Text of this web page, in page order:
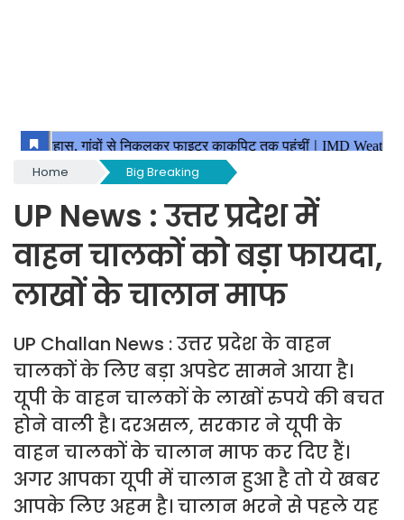
Home Big Breaking
UP News : उत्तर प्रदेश में
वाहन चालकों को बड़ा फायदा,
लाखों के चालान माफ
UP Challan News : उत्तर प्रदेश के वाहन
चालकों के लिए बड़ा अपडेट सामने आया है।
यूपी के वाहन चालकों के लाखों रुपये की बचत
होने वाली है। दरअसल, सरकार ने यूपी के
वाहन चालकों के चालान माफ कर दिए हैं।
अगर आपका यूपी में चालान हुआ है तो ये खबर
आपके लिए अहम है। चालान भरने से पहले यह